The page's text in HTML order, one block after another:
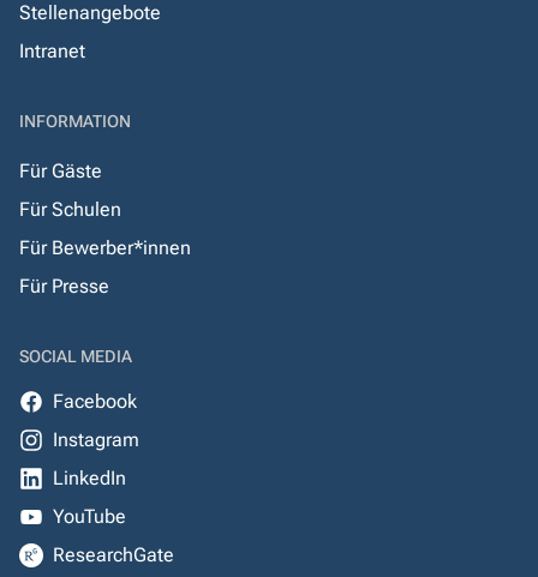
Stellenangebote
Intranet
INFORMATION
Für Gäste
Für Schulen
Für Bewerber*innen
Für Presse
SOCIAL MEDIA
Facebook
Instagram
LinkedIn
YouTube
ResearchGate